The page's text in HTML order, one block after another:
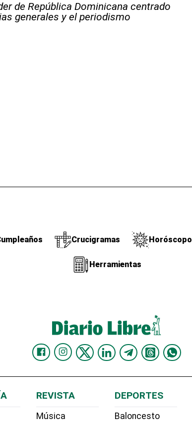
de República Dominicana centrado
generales y el periodismo
Crucigramas Horóscopo
Herramientas
REVISTA
Música
DEPORTES
Baloncesto